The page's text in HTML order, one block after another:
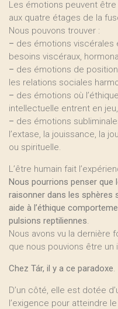
Les émotions peuvent
aux quatre étages de la
Nous pouvons trouver :
– des émotions viscérales
besoins viscéraux,
– des émotions de
les relations sociales
– des émotions où
intellectuelle entrent en jeu,
– des émotions
l’extase, la jouissance, la
ou spirituelle.
L’être humain fait
Nous pourrions penser que
raisonner dans les sphères
aide à l’éthique
pulsions reptiliennes.
Nous avons vu la dernière
que nous pouvions être
Chez Tár, il y a ce paradoxe.
D’un côté, elle est dotée
l’exigence pour atteindre